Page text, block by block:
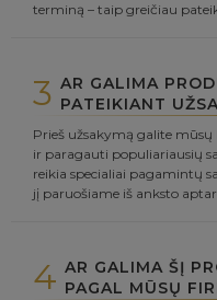
terminą – taip greičiau
3 AR GALIMA
PATEIKIANT
Prieš užsakymą galite
ir paragauti populiariausių
reikia specialiai pagamintų
jį paruošiame iš anksto
4 AR GALIMA ŠĮ
PAGAL MŪSŲ